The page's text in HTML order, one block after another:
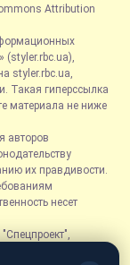
Attribution
(styler.rbc.ua),
styler.rbc.ua,
Такая гиперссылка
материала не ниже
авторов
их правдивости.
несет